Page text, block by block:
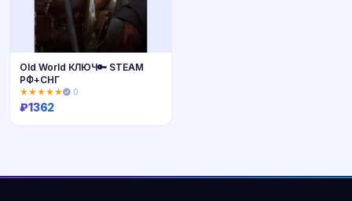
Old World КЛЮЧ🔑 STEAM
РФ+СНГ
★★★★★ 0
₽1362